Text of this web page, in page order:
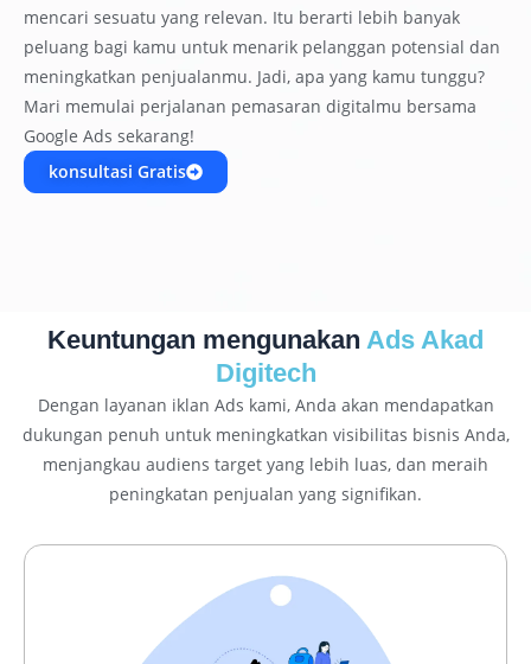
mencari sesuatu yang relevan. Itu berarti lebih banyak
peluang bagi kamu untuk menarik pelanggan potensial dan
meningkatkan penjualanmu. Jadi, apa yang kamu tunggu?
Mari memulai perjalanan pemasaran digitalmu bersama
Google Ads sekarang!
konsultasi Gratis
Keuntungan mengunakan Ads Akad
Digitech
Dengan layanan iklan Ads kami, Anda akan mendapatkan
dukungan penuh untuk meningkatkan visibilitas bisnis Anda,
menjangkau audiens target yang lebih luas, dan meraih
peningkatan penjualan yang signifikan.